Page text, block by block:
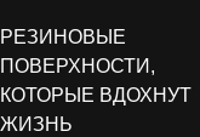
РЕЗИНОВЫЕ
ПОВЕРХНОСТИ,
КОТОРЫЕ ВДОХНУТ
ЖИЗНЬ